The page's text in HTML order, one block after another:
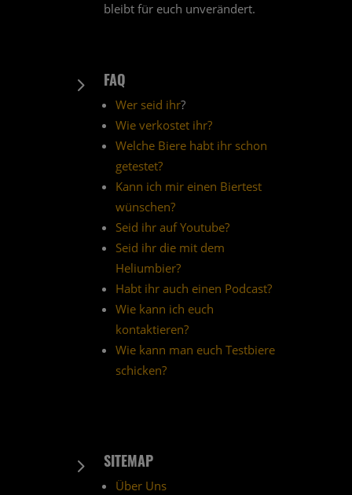
bleibt für euch unverändert.
5 FAQ
Wer seid ihr?
Wie verkostet ihr?
Welche Biere habt ihr schon
getestet?
Kann ich mir einen Biertest
wünschen?
Seid ihr auf Youtube?
Seid ihr die mit dem
Heliumbier?
Habt ihr auch einen Podcast?
Wie kann ich euch
kontaktieren?
Wie kann man euch Testbiere
schicken?
5 SITEMAP
Über Uns